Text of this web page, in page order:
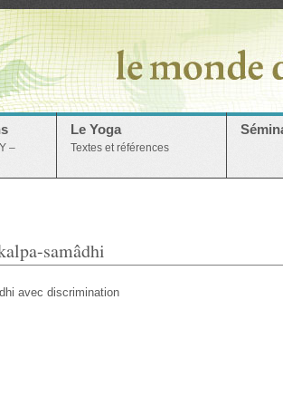
–
Le Yoga
Textes et références
samâdhi
avec discrimination